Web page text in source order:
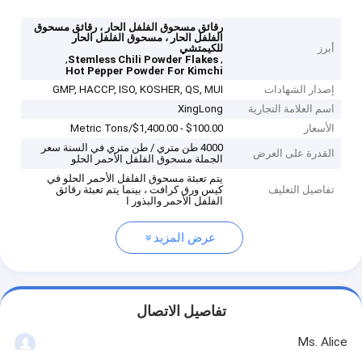
أبرز
رقائق مسحوق الفلفل الحار ، رقائق مسحوق
الفلفل الحار ، مسحوق الفلفل الحار
للكيمتشي
,
Stemless Chili Powder Flakes
,
Hot Pepper Powder For Kimchi
إصدار الشهادات
GMP, HACCP, ISO, KOSHER, QS, MUI
اسم العلامة التجارية
XingLong
الأسعار
$100.00 - $1,400.00/Metric Tons
القدرة على العرض
4000 طن متري / طن متري في السنة سعر
الجملة مسحوق الفلفل الأحمر الحلو
تفاصيل التغليف
يتم تعبئة مسحوق الفلفل الأحمر الحلو في
كيس ورق كرافت ، بينما يتم تعبئة رقائق
الفلفل الأحمر والبذور ا
عرض المزيد
تفاصيل الاتصال
Ms. Alice